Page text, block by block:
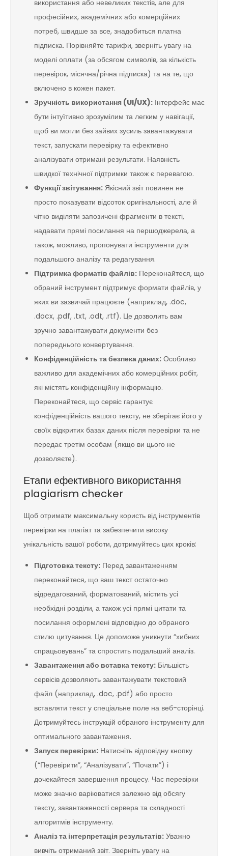
використання або невеликих текстів, але для
професійних, академічних або комерційних
потреб, швидше за все, знадобиться платна
підписка. Порівняйте тарифи, зверніть увагу на
моделі оплати (за обсягом символів, за кількість
перевірок, місячна/річна підписка) та на те, що
включено в кожен пакет.
Зручність використання (UI/UX): Інтерфейс має
бути інтуїтивно зрозумілим та легким у навігації,
щоб ви могли без зайвих зусиль завантажувати
текст, запускати перевірку та ефективно
аналізувати отримані результати. Наявність
швидкої технічної підтримки також є перевагою.
Функції звітування: Якісний звіт повинен не
просто показувати відсоток оригінальності, але й
чітко виділяти запозичені фрагменти в тексті,
надавати прямі посилання на першоджерела, а
також, можливо, пропонувати інструменти для
подальшого аналізу та редагування.
Підтримка форматів файлів: Переконайтеся, що
обраний інструмент підтримує формати файлів, у
яких ви зазвичай працюєте (наприклад, .doc,
.docx, .pdf, .txt, .odt, .rtf). Це дозволить вам
зручно завантажувати документи без
попереднього конвертування.
Конфіденційність та безпека даних: Особливо
важливо для академічних або комерційних робіт,
які містять конфіденційну інформацію.
Переконайтеся, що сервіс гарантує
конфіденційність вашого тексту, не зберігає його у
своїх відкритих базах даних після перевірки та не
передає третім особам (якщо ви цього не
дозволяєте).
Етапи ефективного використання
plagiarism checker
Щоб отримати максимальну користь від інструментів
перевірки на плагіат та забезпечити високу
унікальність вашої роботи, дотримуйтесь цих кроків:
Підготовка тексту: Перед завантаженням
переконайтеся, що ваш текст остаточно
відредагований, форматований, містить усі
необхідні розділи, а також усі прямі цитати та
посилання оформлені відповідно до обраного
стилю цитування. Це допоможе уникнути “хибних
спрацьовувань” та спростить подальший аналіз.
Завантаження або вставка тексту: Більшість
сервісів дозволяють завантажувати текстовий
файл (наприклад, .doc, .pdf) або просто
вставляти текст у спеціальне поле на веб-сторінці.
Дотримуйтесь інструкцій обраного інструменту для
оптимального завантаження.
Запуск перевірки: Натисніть відповідну кнопку
(“Перевірити”, “Аналізувати”, “Почати”) і
дочекайтеся завершення процесу. Час перевірки
може значно варіюватися залежно від обсягу
тексту, завантаженості сервера та складності
алгоритмів інструменту.
Аналіз та інтерпретація результатів: Уважно
вивчіть отриманий звіт. Зверніть увагу на